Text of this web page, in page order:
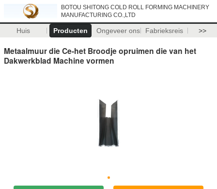
BOTOU SHITONG COLD ROLL FORMING MACHINERY
MANUFACTURING CO.,LTD
Huis Producten Ongeveer ons Fabrieksreis >>
Metaalmuur die Ce-het Broodje opruimen die van het
Dakwerkblad Machine vormen